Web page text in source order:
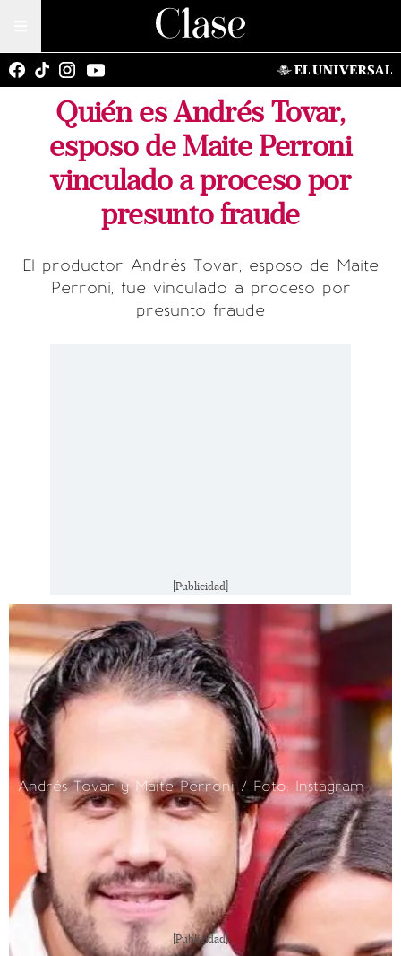
Quién es Andrés Tovar,
esposo de Maite Perroni
vinculado a proceso por
presunto fraude
El productor Andrés Tovar, esposo de Maite
Perroni, fue vinculado a proceso por
presunto fraude
[Publicidad]
Andrés Tovar y Maite Perroni / Foto: Instagram
[Publicidad]